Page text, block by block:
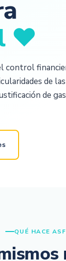
❤︎
control
de las
de
QUÉ HACE